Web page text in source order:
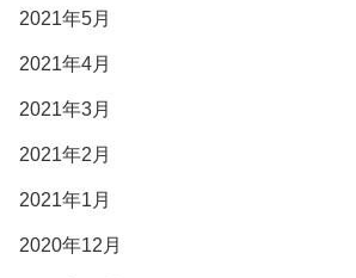
2021年5月
2021年4月
2021年3月
2021年2月
2021年1月
2020年12月